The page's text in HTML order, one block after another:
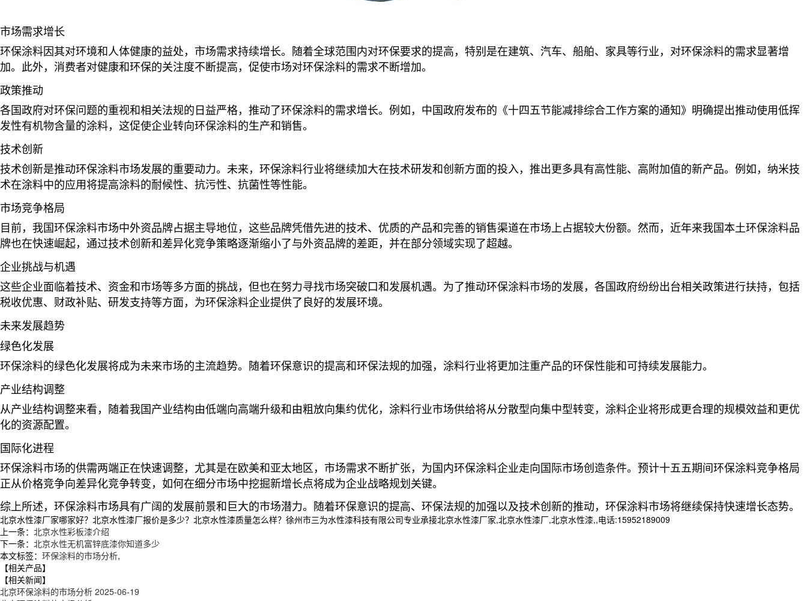
市场需求增长
环保涂料因其对环境和人体健康的益处，市场需求持续增长。随着全球范围内对环保要求的提高，特别是在建筑、汽车、船舶、家具等行业，对环保涂料的需求显著增
加。此外，消费者对健康和环保的关注度不断提高，促使市场对环保涂料的需求不断增加。
政策推动
各国政府对环保问题的重视和相关法规的日益严格，推动了环保涂料的需求增长。例如，中国政府发布的《十四五节能减排综合工作方案的通知》明确提出推动使用低挥
发性有机物含量的涂料，这促使企业转向环保涂料的生产和销售。
技术创新
技术创新是推动环保涂料市场发展的重要动力。未来，环保涂料行业将继续加大在技术研发和创新方面的投入，推出更多具有高性能、高附加值的新产品。例如，纳米技
术在涂料中的应用将提高涂料的耐候性、抗污性、抗菌性等性能。
市场竞争格局
目前，我国环保涂料市场中外资品牌占据主导地位，这些品牌凭借先进的技术、优质的产品和完善的销售渠道在市场上占据较大份额。然而，近年来我国本土环保涂料品
牌也在快速崛起，通过技术创新和差异化竞争策略逐渐缩小了与外资品牌的差距，并在部分领域实现了超越。
企业挑战与机遇
这些企业面临着技术、资金和市场等多方面的挑战，但也在努力寻找市场突破口和发展机遇。为了推动环保涂料市场的发展，各国政府纷纷出台相关政策进行扶持，包括
税收优惠、财政补贴、研发支持等方面，为环保涂料企业提供了良好的发展环境。
未来发展趋势
绿色化发展
环保涂料的绿色化发展将成为未来市场的主流趋势。随着环保意识的提高和环保法规的加强，涂料行业将更加注重产品的环保性能和可持续发展能力。
产业结构调整
从产业结构调整来看，随着我国产业结构由低端向高端升级和由粗放向集约优化，涂料行业市场供给将从分散型向集中型转变，涂料企业将形成更合理的规模效益和更优
化的资源配置。
国际化进程
环保涂料市场的供需两端正在快速调整，尤其是在欧美和亚太地区，市场需求不断扩张，为国内环保涂料企业走向国际市场创造条件。预计十五五期间环保涂料竞争格局
正从价格竞争向差异化竞争转变，如何在细分市场中挖掘新增长点将成为企业战略规划关键。
综上所述，环保涂料市场具有广阔的发展前景和巨大的市场潜力。随着环保意识的提高、环保法规的加强以及技术创新的推动，环保涂料市场将继续保持快速增长态势。
北京水性漆厂家哪家好？北京水性漆厂报价是多少？北京水性漆质量怎么样？徐州市三为水性漆科技有限公司专业承接北京水性漆厂家,北京水性漆厂,北京水性漆,,电话:15952189009
上一条： 北京水性彩板漆介绍
下一条： 北京水性无机富锌底漆你知道多少
本文标签： 环保涂料的市场分析,
【相关产品】
【相关新闻】
北京环保涂料的市场分析 2025-06-19